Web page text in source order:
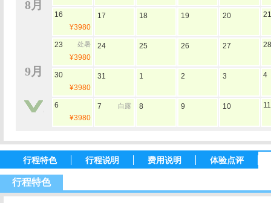
8月
9月
16
¥3980
17 18 19 20 21
23 处暑
¥3980
24 25 26 27 28
30
¥3980
31 1 2 3 4
6
¥3980
7 白露 8 9 10 11
行程特色 行程说明 费用说明 体验点评
行程特色